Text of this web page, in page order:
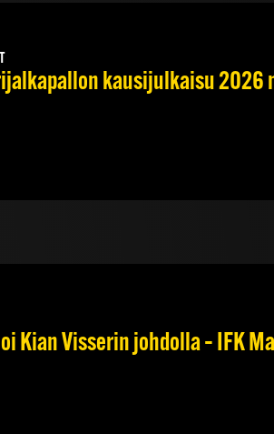
kausijulkaisu 2026
Kian Visserin johdolla – IFK